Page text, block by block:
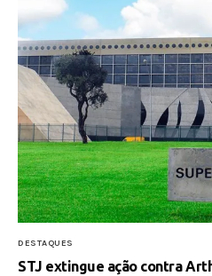
DESTAQUES
STJ extingue ação contra